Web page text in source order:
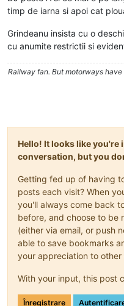
timp de iarna si apoi cat
Grindeanu insista cu o
cu anumite restrictii si
Railway fan. But motorways
Hello! It looks like you're
conversation, but you
Getting fed up of having
posts each visit? When
you'll always come back
before, and choose to be
(either via email, or push
able to save bookmarks
your appreciation to
With your input, this post
Înregistrare